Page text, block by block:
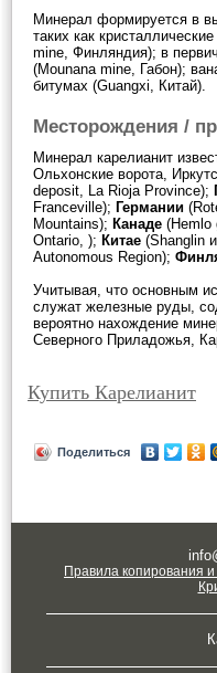
Минерал формируется в
таких как
mine, Финляндия); в
(Mounana mine, Габон);
битумах (Guangxi, Китай).
Месторождения /
Минерал карелианит
Ольхонские ворота,
deposit, La Rioja Province);
Franceville); Германии
Mountains); Канаде (Hemlo
Ontario, ); Китае (Shanglin
Autonomous Region);
Учитывая, что основным
служат железные руды,
вероятно нахождение
Северного Приладожья,
Купить Карелианит
Поделиться
Правила копирования